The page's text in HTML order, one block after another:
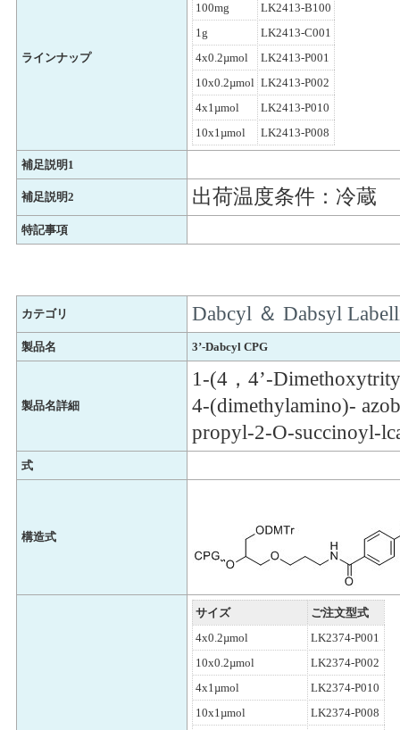
ラインナップ
100mg
LK2413-B100
1g
LK2413-C001
4x0.2µmol
LK2413-P001
10x0.2µmol LK2413-P002
4x1µmol
LK2413-P010
10x1µmol
LK2413-P008
補足説明1
補足説明2 出荷温度条件：冷蔵
特記事項
カテゴリ Dabcyl ＆ Dabsyl
製品名 3’-Dabcyl CPG
製品名詳細
1-(4，4’-
4-(dimethylamino)-
propyl-2-O-succinoyl-
式
構造式
サイズ
ご注文型式
4x0.2µmol
LK2374-P001
10x0.2µmol
LK2374-P002
4x1µmol
LK2374-P010
10x1µmol
LK2374-P008